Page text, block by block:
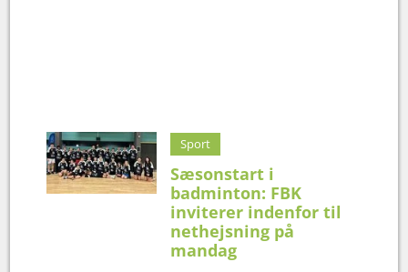
Sport
Sæsonstart i
badminton: FBK
inviterer indenfor til
nethejsning på
mandag